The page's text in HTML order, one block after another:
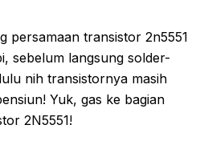
persamaan transistor 2n5551
sebelum langsung solder-
nih transistornya masih
Yuk, gas ke bagian
2N5551!